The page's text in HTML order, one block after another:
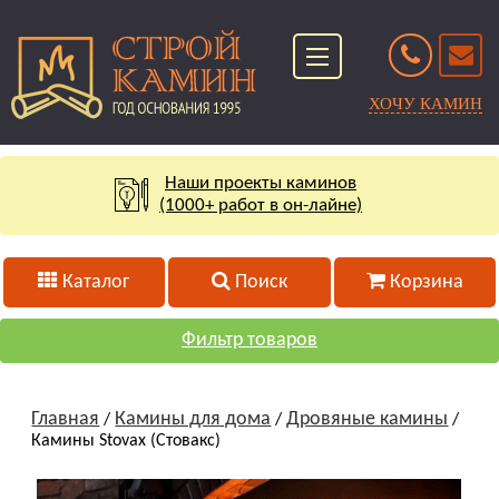
ХОЧУ КАМИН
Наши проекты каминов
(1000+ работ в он-лайне)
Каталог Поиск Корзина
Фильтр товаров
Главная / Камины для дома /Дровяные камины /
Камины Stovax (Стовакс)